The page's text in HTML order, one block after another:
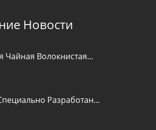
Новости
Чайная Волокнистая...
Разработан...